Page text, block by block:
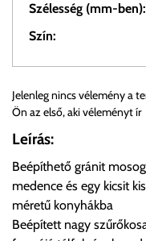
Szélesség (mm-ben):
Szín:
Személyes átvétel:
Önnek lehetősége van
ingyenesen átvenni
előre egyeztetett
Cím:1133 Budapest, Váci
Jelenleg nincs vélemény a
Ön az első, aki véleményt ír
Leírás:
Beépíthető gránit
medence és egy kicsit
méretű konyhákba
Beépített nagy